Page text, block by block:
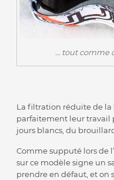
… tout comme
La filtration réduite de la
parfaitement leur travail
jours blancs, du
Comme supputé lors de
sur ce modèle signe un
prendre en défaut, et on